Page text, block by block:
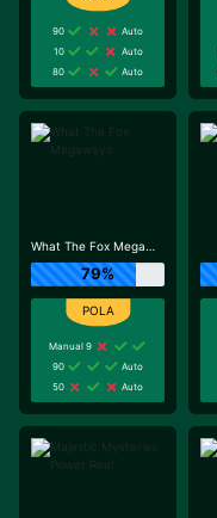
90
Auto
10
Auto
80
Auto
What The Fox Megaways
79%
Manual 9
90
Auto
50
Auto